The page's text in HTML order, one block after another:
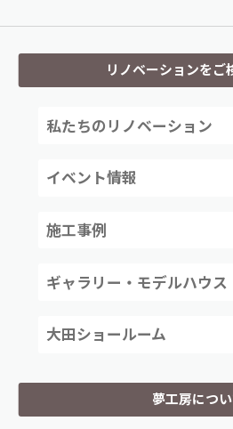
リノベーションをご
私たちのリノベーション
イベント情報
施工事例
ギャラリー・モデルハウス
大田ショールーム
夢工房につ